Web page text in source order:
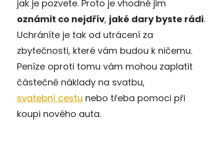
jak je pozvete. Proto je vhodné jim
oznámit co nejdřív, jaké dary byste rádi.
Uchráníte je tak od utrácení za
zbytečnosti, které vám budou k ničemu.
Peníze oproti tomu vám mohou zaplatit
částečně náklady na svatbu,
svatební cestu nebo třeba pomoci při
koupi nového auta.